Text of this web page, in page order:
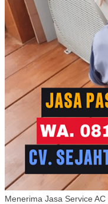
Menerima Jasa Service AC